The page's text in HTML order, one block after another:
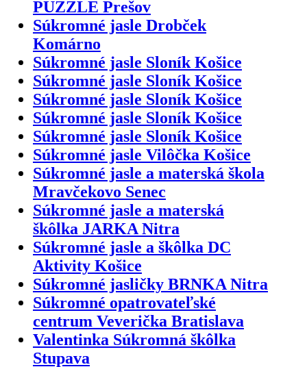
PUZZLE Prešov
Súkromné jasle Drobček
Komárno
Súkromné jasle Sloník Košice
Súkromné jasle Sloník Košice
Súkromné jasle Sloník Košice
Súkromné jasle Sloník Košice
Súkromné jasle Sloník Košice
Súkromné jasle Vilôčka Košice
Súkromné jasle a materská škola
Mravčekovo Senec
Súkromné jasle a materská
škôlka JARKA Nitra
Súkromné jasle a škôlka DC
Aktivity Košice
Súkromné jasličky BRNKA Nitra
Súkromné opatrovateľské
centrum Veverička Bratislava
Valentinka Súkromná škôlka
Stupava